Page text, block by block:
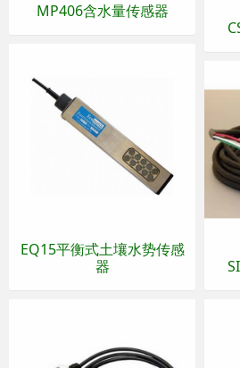
MP406含水量传感器
EQ15平衡式土壤水势传感
器